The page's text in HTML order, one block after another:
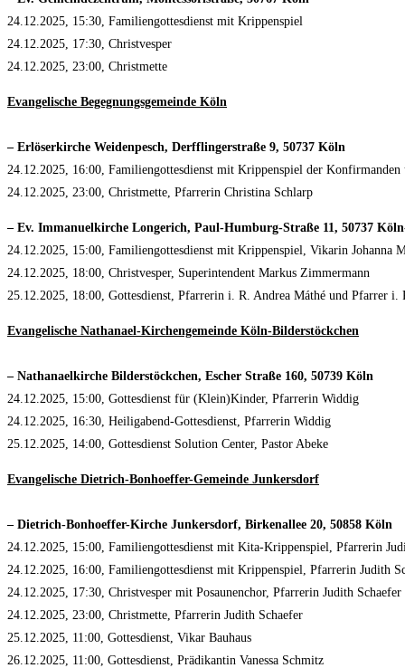
24.12.2025, 15:30, Familiengottesdienst mit Krippenspiel
24.12.2025, 17:30, Christvesper
24.12.2025, 23:00, Christmette
Evangelische Begegnungsgemeinde Köln
– Erlöserkirche Weidenpesch, Derfflingerstraße 9, 50737 Köln
24.12.2025, 16:00, Familiengottesdienst mit Krippenspiel der
24.12.2025, 23:00, Christmette, Pfarrerin Christina Schlarp
– Ev. Immanuelkirche Longerich, Paul-Humburg-Straße 11, 50737
24.12.2025, 15:00, Familiengottesdienst mit Krippenspiel, Vikarin Johanna
24.12.2025, 18:00, Christvesper, Superintendent Markus Zimmermann
25.12.2025, 18:00, Gottesdienst, Pfarrerin i. R. Andrea Máthé und Pfarrer i.
Evangelische Nathanael-Kirchengemeinde Köln-Bilderstöckchen
– Nathanaelkirche Bilderstöckchen, Escher Straße 160, 50739 Köln
24.12.2025, 15:00, Gottesdienst für (Klein)Kinder, Pfarrerin Widdig
24.12.2025, 16:30, Heiligabend-Gottesdienst, Pfarrerin Widdig
25.12.2025, 14:00, Gottesdienst Solution Center, Pastor Abeke
Evangelische Dietrich-Bonhoeffer-Gemeinde Junkersdorf
– Dietrich-Bonhoeffer-Kirche Junkersdorf, Birkenallee 20, 50858 Köln
24.12.2025, 15:00, Familiengottesdienst mit Kita-Krippenspiel, Pfarrerin
24.12.2025, 16:00, Familiengottesdienst mit Krippenspiel, Pfarrerin Judith
24.12.2025, 17:30, Christvesper mit Posaunenchor, Pfarrerin Judith Schaefer
24.12.2025, 23:00, Christmette, Pfarrerin Judith Schaefer
25.12.2025, 11:00, Gottesdienst, Vikar Bauhaus
26.12.2025, 11:00, Gottesdienst, Prädikantin Vanessa Schmitz